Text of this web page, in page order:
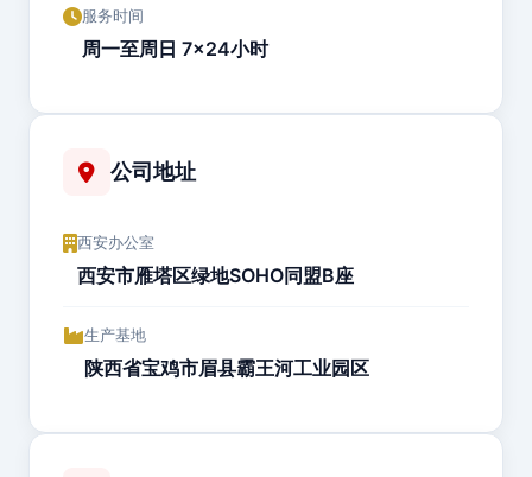
服务时间
周一至周日 7×24小时
公司地址
西安办公室
西安市雁塔区绿地SOHO同盟B座
生产基地
陕西省宝鸡市眉县霸王河工业园区